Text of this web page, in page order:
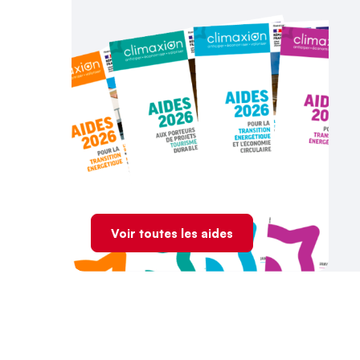
Voir toutes les aides